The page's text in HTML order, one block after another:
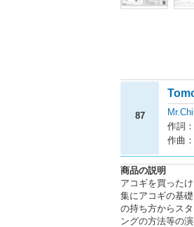
87
作詞：
作曲：
商品の説明
アコギを買った
集にアコギの基
の持ち方からス
ングの方法等の